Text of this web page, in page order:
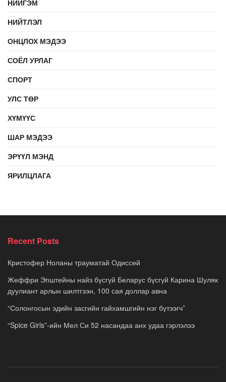
НИЙГЭМ
НИЙТЛЭЛ
ОНЦЛОХ МЭДЭЭ
СОЁЛ УРЛАГ
СПОРТ
УЛС ТӨР
ХҮМҮҮС
ШАР МЭДЭЭ
ЭРҮҮЛ МЭНД
ЯРИЛЦЛАГА
Recent Posts
Кристофер Ноланы трауматай Одиссей
Жеффри Эпштейны найз бүсгүй Беларус бүсгүй Карина Шуляк
дуулиант арлын шилтгээн, 100 сая доллар авна
“Солонгосын эдийн засгийн гайхамшгийн нэг бүтээгч”
“Spice Girls”-ийн Мел Си 52 насандаа анх удаа гэрлэлээ